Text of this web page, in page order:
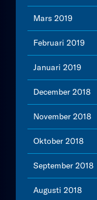
Mars 2019
Februari 2019
Januari 2019
December 2018
November 2018
Oktober 2018
September 2018
Augusti 2018